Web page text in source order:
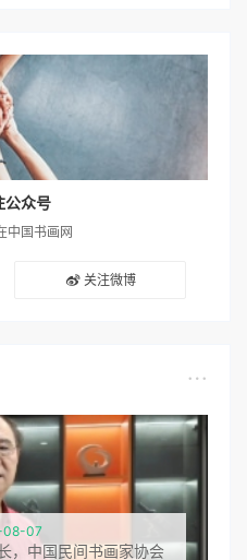
公众号
中国书画网
关注微博
08-07
，中国民间书画家协会